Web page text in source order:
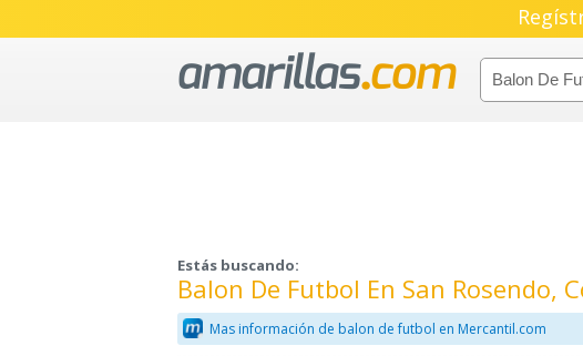
Estás buscando:
Balon De Futbol En San Rosendo,
Mas información de balon de futbol en Mercantil.com